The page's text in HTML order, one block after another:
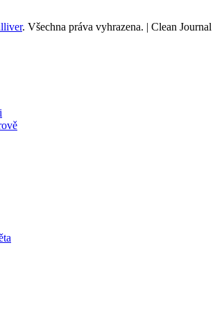
. Všechna práva vyhrazena. | Clean Journal